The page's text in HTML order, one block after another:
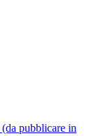
pubblicare in